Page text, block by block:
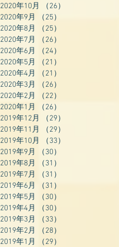
2020年10月
（26）
2020年9月
（25）
2020年8月
（25）
2020年7月
（26）
2020年6月
（24）
2020年5月
（21）
2020年4月
（21）
2020年3月
（26）
2020年2月
（22）
2020年1月
（26）
2019年12月
（29）
2019年11月
（29）
2019年10月
（33）
2019年9月
（30）
2019年8月
（31）
2019年7月
（31）
2019年6月
（31）
2019年5月
（30）
2019年4月
（30）
2019年3月
（33）
2019年2月
（28）
2019年1月
（29）